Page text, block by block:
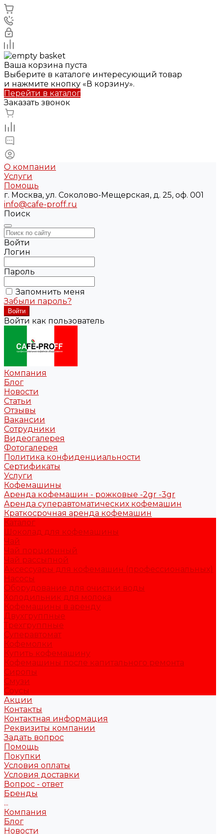
Ваша корзина пуста
Выберите в каталоге интересующий товар
и нажмите кнопку «В корзину».
Перейти в каталог
Заказать звонок
О компании
Услуги
Помощь
г. Москва, ул. Соколово-Мещерская, д. 25, оф. 001
info@cafe-proff.ru
Поиск
Войти
Логин
Пароль
Запомнить меня
Забыли пароль?
Войти как пользователь
Компания
Блог
Новости
Статьи
Отзывы
Вакансии
Сотрудники
Видеогалерея
Фотогалерея
Политика конфиденциальности
Сертификаты
Услуги
Кофемашины
Аренда кофемашин - рожковые -2gr -3gr
Аренда суперавтоматических кофемашин
Краткосрочная аренда кофемашин
Каталог
Шоколад для кофемашины
Чай
Чай порционный
Чай рассыпной
Аксессуары для кофемашин (профессиональных)
Насосы
Оборудование для очистки воды
Холодильник для молока
Кофемашины в аренду
Двухгруппные
Трехгруппные
Суперавтомат
Кофемолки
Купить кофемашину
Кофемашины после капитального ремонта
Сиропы
Смузи
Соусы
Акции
Контакты
Контактная информация
Реквизиты компании
Задать вопрос
Помощь
Покупки
Условия оплаты
Условия доставки
Вопрос - ответ
Бренды
...
Компания
Блог
Новости